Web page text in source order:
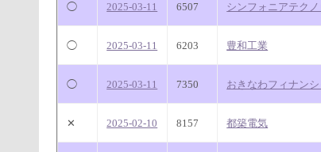
◯ 2025-03-11 6507 シンフォニアテク
◯ 2025-03-11 6203 豊和工業
◯ 2025-03-11 7350 おきなわフィナン
✕ 2025-02-10 8157 都築電気